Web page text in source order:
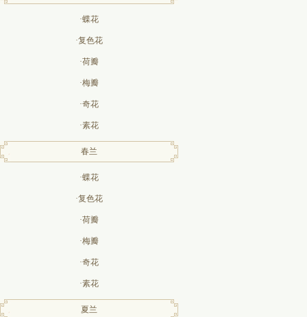
·蝶花
·复色花
·荷瓣
·梅瓣
·奇花
·素花
春兰
·蝶花
·复色花
·荷瓣
·梅瓣
·奇花
·素花
夏兰